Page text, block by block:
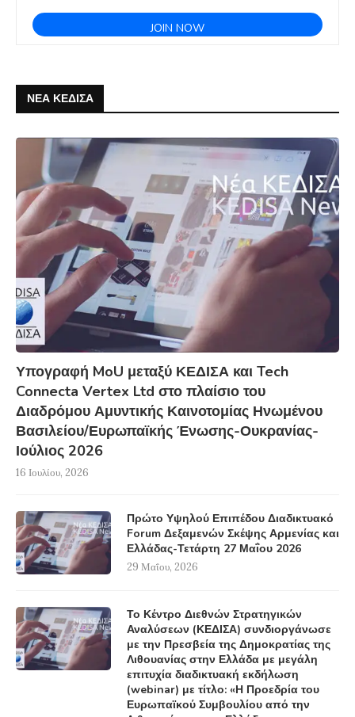
ΝΕΑ ΚΕΔΙΣΑ
Υπογραφή MoU μεταξύ ΚΕΔΙΣΑ και Tech
Connecta Vertex Ltd στο πλαίσιο του
Διαδρόμου Αμυντικής Καινοτομίας Ηνωμένου
Βασιλείου/Ευρωπαϊκής Ένωσης-Ουκρανίας-
Ιούλιος 2026
16 Ιουλίου, 2026
Πρώτο Υψηλού Επιπέδου Διαδικτυακό
Forum Δεξαμενών Σκέψης Αρμενίας και
Ελλάδας-Τετάρτη 27 Μαΐου 2026
29 Μαΐου, 2026
Το Κέντρο Διεθνών Στρατηγικών
Αναλύσεων (ΚΕΔΙΣΑ) συνδιοργάνωσε
με την Πρεσβεία της Δημοκρατίας της
Λιθουανίας στην Ελλάδα με μεγάλη
επιτυχία διαδικτυακή εκδήλωση
(webinar) με τίτλο: «Η Προεδρία του
Ευρωπαϊκού Συμβουλίου από την